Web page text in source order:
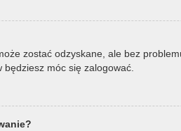
zostać odzyskane, ale bez
móc się zalogować.